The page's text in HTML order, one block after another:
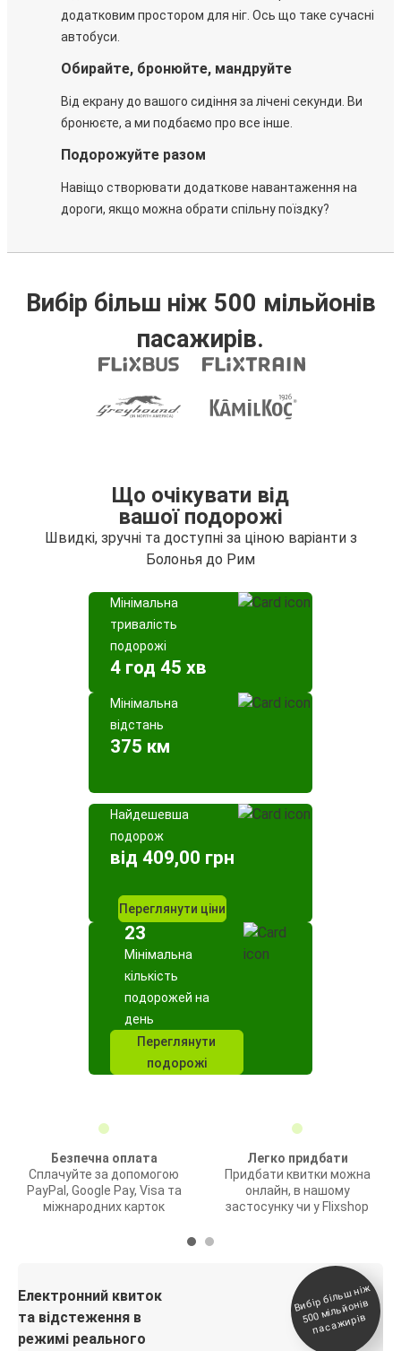
додатковим простором для ніг. Ось що таке сучасні
автобуси.
Обирайте, бронюйте, мандруйте
Від екрану до вашого сидіння за лічені секунди. Ви
бронюєте, а ми подбаємо про все інше.
Подорожуйте разом
Навіщо створювати додаткове навантаження на
дороги, якщо можна обрати спільну поїздку?
Вибір більш ніж 500 мільйонів
пасажирів.
Що очікувати від
вашої подорожі
Швидкі, зручні та доступні за ціною варіанти з
Болонья до Рим
Мінімальна
тривалість
подорожі
4 год 45 хв
Мінімальна
відстань
375 км
Найдешевша
подорож
від 409,00 грн
Переглянути ціни
23
Мінімальна
кількість
подорожей на
день
Переглянути
подорожі
Безпечна оплата
Сплачуйте за допомогою
PayPal, Google Pay, Visa та
міжнародних карток
Легко придбати
Придбати квитки можна
онлайн, в нашому
застосунку чи у Flixshop
Електронний квиток
та відстеження в
режимі реального
Вибір біль
ш ні
ж
500
мільйонів
паса
жирів